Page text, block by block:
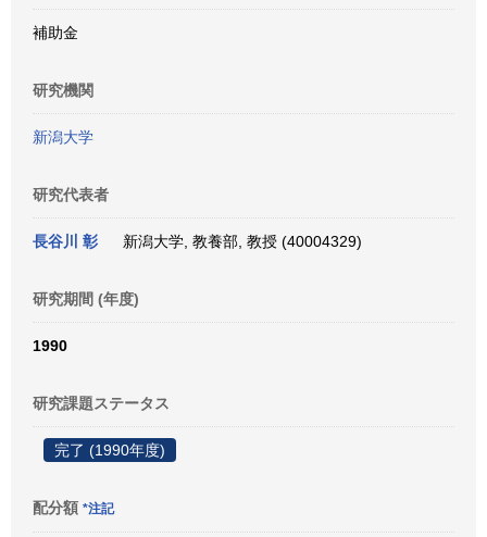
補助金
研究機関
新潟大学
研究代表者
長谷川 彰 新潟大学, 教養部, 教授 (40004329)
研究期間 (年度)
1990
研究課題ステータス
完了 (1990年度)
配分額 *注記